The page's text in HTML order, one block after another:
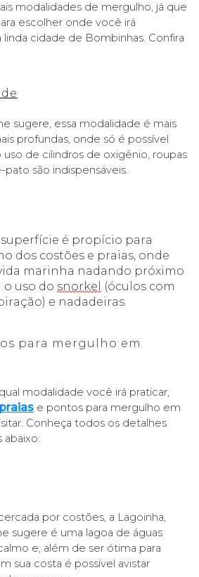
modalidades de mergulho, já que
escolher onde você irá
linda cidade de Bombinhas. Confira
sugere, essa modalidade é mais
profundas, onde só é possível
de cilindros de oxigênio, roupas
são indispensáveis.
é propício para
dos costões e praias, onde
marinha nadando próximo
o uso do snorkel
(óculos com
e nadadeiras.
para mergulho em
modalidade você irá praticar,
praias e pontos para mergulho em
Conheça todos os detalhes
abaixo:
por costões, a Lagoinha,
sugere é uma lagoa de águas
e, além de ser ótima para
sua costa é possível avistar